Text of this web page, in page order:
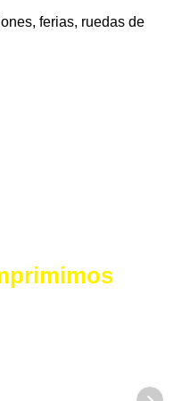
ferias, ruedas de